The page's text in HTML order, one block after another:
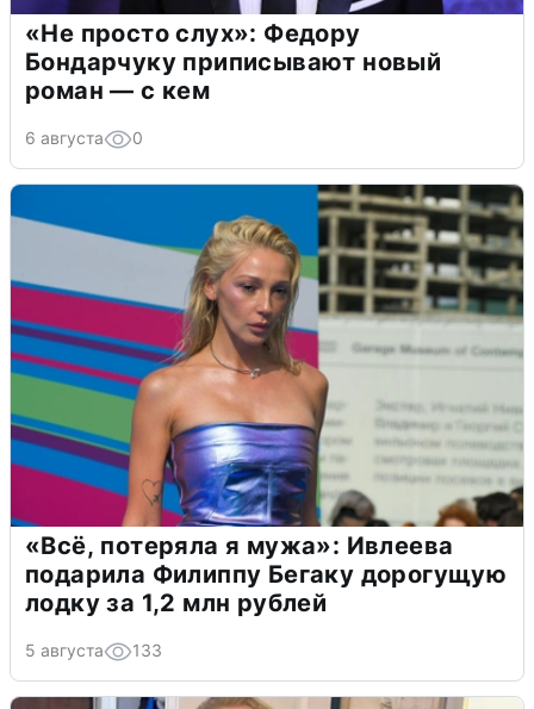
«Не просто слух»: Федору
Бондарчуку приписывают новый
роман — с кем
6 августа 0
«Всё, потеряла я мужа»: Ивлеева
подарила Филиппу Бегаку дорогущую
лодку за 1,2 млн рублей
5 августа 133